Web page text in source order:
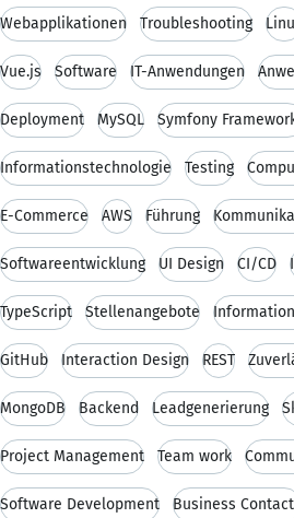
Webapplikationen Troubleshooting
Vue.js Software IT-Anwendungen
Deployment MySQL Symfony
Informationstechnologie Testing
E-Commerce AWS Führung
Softwareentwicklung UI Design CI/CD
TypeScript Stellenangebote
GitHub Interaction Design REST
MongoDB Backend Leadgenerierung
Project Management Team work
Software Development Business